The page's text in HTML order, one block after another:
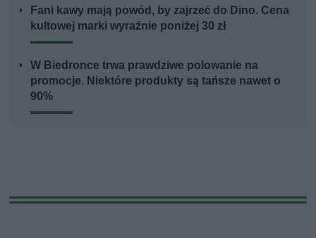
Fani kawy mają powód, by zajrzeć do Dino. Cena
kultowej marki wyraźnie poniżej 30 zł
W Biedronce trwa prawdziwe polowanie na
promocje. Niektóre produkty są tańsze nawet o
90%